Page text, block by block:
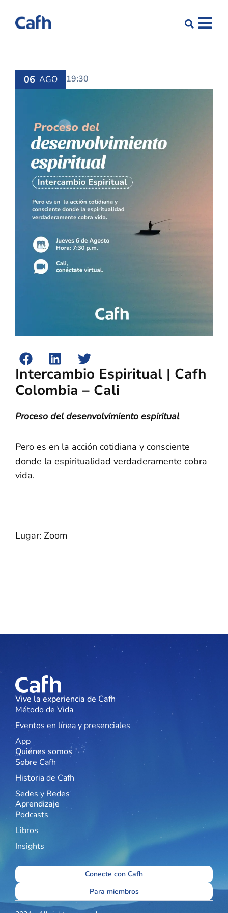
06 AGO 19:30
Intercambio Espiritual | Cafh
Colombia – Cali
Proceso del desenvolvimiento espiritual
Pero es en la acción cotidiana y consciente
donde la espiritualidad verdaderamente cobra
vida.
Lugar: Zoom
Vive la experiencia de Cafh
Método de Vida
Eventos en línea y presenciales
App
Quiénes somos
Sobre Cafh
Historia de Cafh
Sedes y Redes
Aprendizaje
Podcasts
Libros
Insights
Conecte con Cafh
Para miembros